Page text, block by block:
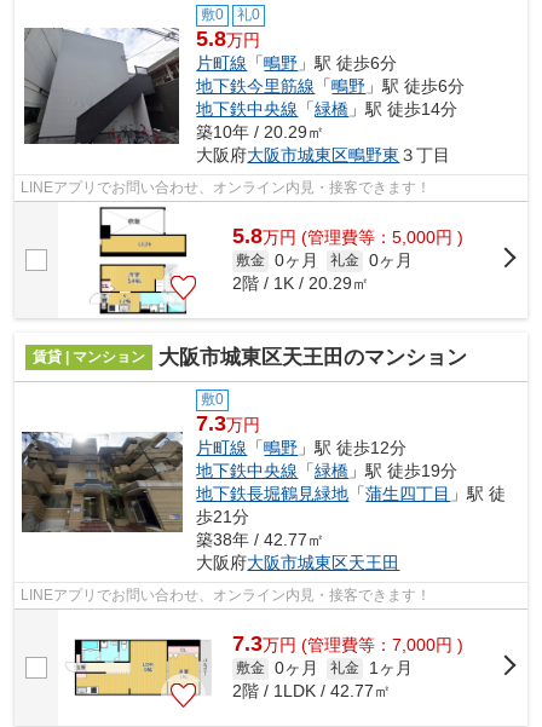
敷0 礼0
5.8万円
片町線 「鴫野 」駅 徒歩6分
地下鉄今里筋線 「鴫野 」駅 徒歩6分
地下鉄中央線 「緑橋 」駅 徒歩14分
築10年 / 20.29㎡
大阪府大阪市城東区鴫野東 ３丁目
LINEアプリでお問い合わせ、オンライン内見・接客できます！
5.8万円 (管理費等：5,000円 )
敷金 0ヶ月 礼金 0ヶ月
2階 / 1K / 20.29㎡
賃貸 | マンション 大阪市城東区天王田のマンション
敷0
7.3万円
片町線 「鴫野 」駅 徒歩12分
地下鉄中央線 「緑橋 」駅 徒歩19分
地下鉄長堀鶴見緑地 「蒲生四丁目 」駅 徒
歩21分
築38年 / 42.77㎡
大阪府大阪市城東区天王田
LINEアプリでお問い合わせ、オンライン内見・接客できます！
7.3万円 (管理費等：7,000円 )
敷金 0ヶ月 礼金
1ヶ月
2階 / 1LDK / 42.77㎡